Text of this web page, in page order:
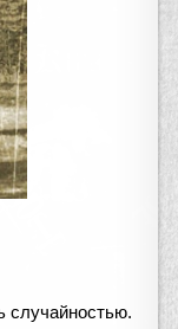
случайностью.